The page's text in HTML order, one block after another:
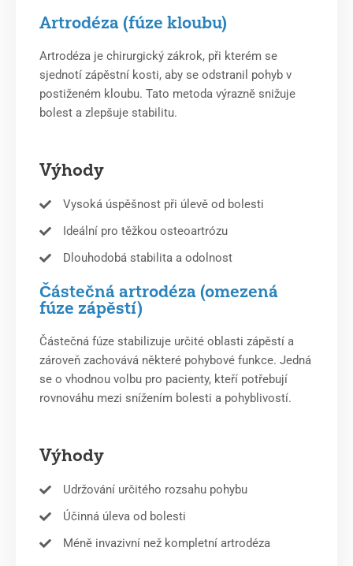
Artrodéza (fúze kloubu)
Artrodéza je chirurgický zákrok, při kterém se
sjednotí zápěstní kosti, aby se odstranil pohyb v
postiženém kloubu. Tato metoda výrazně snižuje
bolest a zlepšuje stabilitu.
Výhody
Vysoká úspěšnost při úlevě od bolesti
Ideální pro těžkou osteoartrózu
Dlouhodobá stabilita a odolnost
Částečná artrodéza (omezená
fúze zápěstí)
Částečná fúze stabilizuje určité oblasti zápěstí a
zároveň zachovává některé pohybové funkce. Jedná
se o vhodnou volbu pro pacienty, kteří potřebují
rovnováhu mezi snížením bolesti a pohyblivostí.
Výhody
Udržování určitého rozsahu pohybu
Účinná úleva od bolesti
Méně invazivní než kompletní artrodéza